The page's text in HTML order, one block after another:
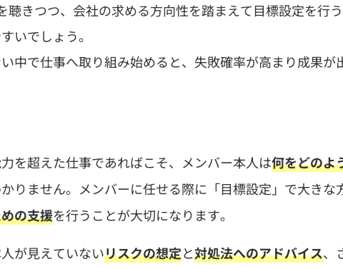
きつつ、会社の求める方向性を踏まえて目標設定を行う
いでしょう。
中で仕事へ取り組み始めると、失敗確率が高まり成果が
を超えた仕事であればこそ、メンバー本人は何をどのよ
りません。メンバーに任せる際に「目標設定」で大きな
の支援を行うことが大切になります。
が見えていないリスクの想定と対処法へのアドバイス、